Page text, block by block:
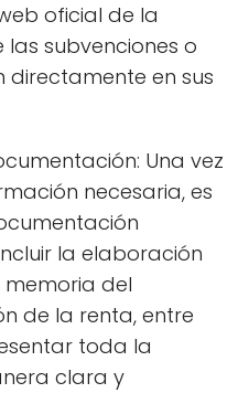
oficial de la
subvenciones o
en sus
Una vez
necesaria, es
la elaboración
del
de la renta, entre
toda la
clara y